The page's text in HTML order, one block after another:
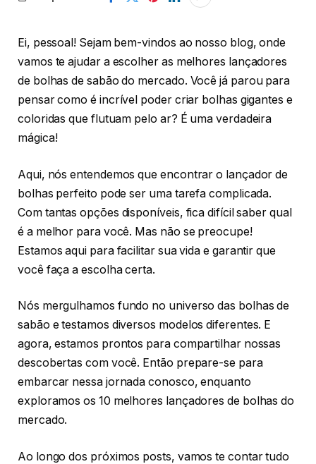
Ei, pessoal! Sejam bem-vindos ao nosso blog, onde
vamos te ajudar a escolher as melhores lançadores
de bolhas de sabão do mercado. Você já parou para
pensar como é incrível poder criar bolhas gigantes e
coloridas que flutuam pelo ar? É uma verdadeira
mágica!
Aqui, nós entendemos que encontrar o lançador de
bolhas perfeito pode ser uma tarefa complicada.
Com tantas opções disponíveis, fica difícil saber qual
é a melhor para você. Mas não se preocupe!
Estamos aqui para facilitar sua vida e garantir que
você faça a escolha certa.
Nós mergulhamos fundo no universo das bolhas de
sabão e testamos diversos modelos diferentes. E
agora, estamos prontos para compartilhar nossas
descobertas com você. Então prepare-se para
embarcar nessa jornada conosco, enquanto
exploramos os 10 melhores lançadores de bolhas do
mercado.
Ao longo dos próximos posts, vamos te contar tudo